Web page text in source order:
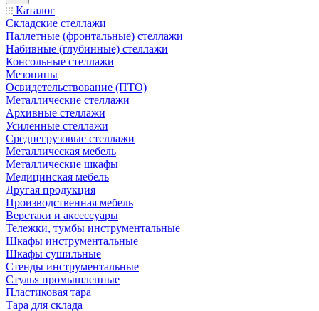
Каталог
Складские стеллажи
Паллетные (фронтальные) стеллажи
Набивные (глубинные) стеллажи
Консольные стеллажи
Мезонины
Освидетельствование (ПТО)
Металлические стеллажи
Архивные стеллажи
Усиленные стеллажи
Среднегрузовые стеллажи
Металлическая мебель
Металлические шкафы
Медицинская мебель
Другая продукция
Производственная мебель
Верстаки и аксессуары
Тележки, тумбы инструментальные
Шкафы инструментальные
Шкафы сушильные
Стенды инструментальные
Cтулья промышленные
Пластиковая тара
Тара для склада